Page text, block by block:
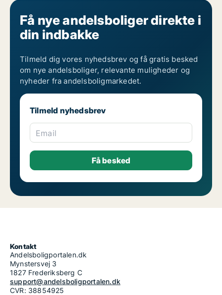
Få nye andelsboliger direkte i
din indbakke
Tilmeld dig vores nyhedsbrev og få gratis besked
om nye andelsboliger, relevante muligheder og
nyheder fra andelsboligmarkedet.
Tilmeld nyhedsbrev
Email
Kontakt
Andelsboligportalen.dk
Mynstersvej 3
1827 Frederiksberg C
support@andelsboligportalen.dk
CVR: 38854925